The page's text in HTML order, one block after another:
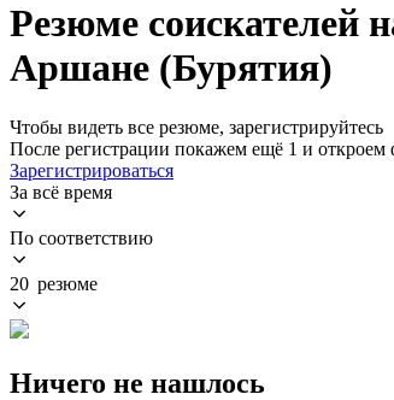
Резюме соискателей
Аршане (Бурятия)
Чтобы видеть все резюме, зарегистрируйтесь
После регистрации покажем ещё 1 и откроем
Зарегистрироваться
За всё время
По соответствию
20 резюме
Ничего не нашлось